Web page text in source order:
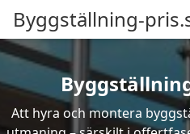
Byggställning-
Att hyra och montera